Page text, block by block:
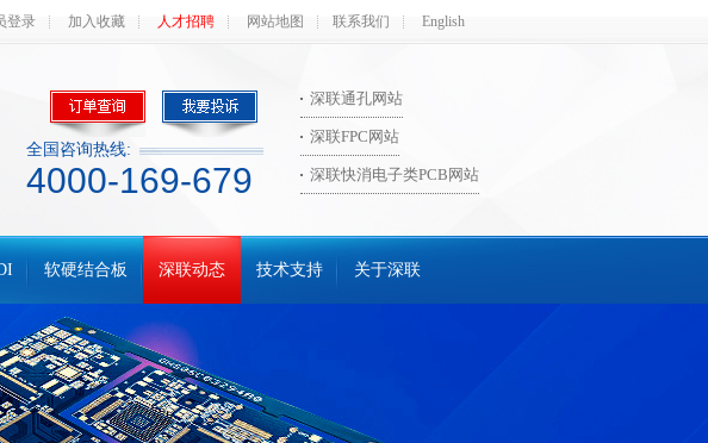
登录 加入收藏 人才招聘 网站地图 联系我们 English
全国咨询热线:
4000-169-679
深联通孔网站
深联FPC网站
深联快消电子类PCB网站
软硬结合板 深联动态 技术支持 关于深联